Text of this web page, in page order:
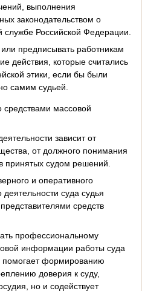
выполнения
законодательством о
службе Российской Федерации.
предписывать работникам
действия, которые считались
этики, если бы были
самим судьей.
средствами массовой
зависит от
от должного понимания
принятых судом решений.
и оперативного
суда судья
средств
профессиональному
информации работы суда
помогает формированию
доверия к суду,
но и содействует